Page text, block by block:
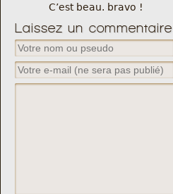
C’est beau. bravo !
Laissez un commentaire